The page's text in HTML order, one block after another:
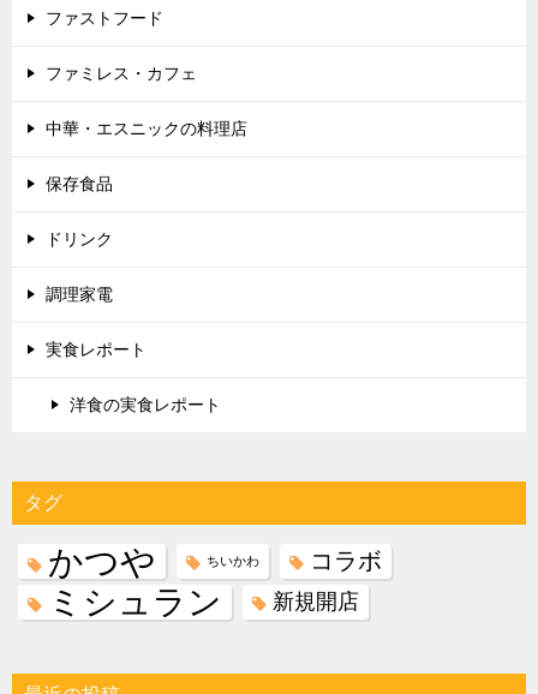
ファストフード
ファミレス・カフェ
中華・エスニックの料理店
保存食品
ドリンク
調理家電
実食レポート
洋食の実食レポート
タグ
かつや ちいかわ コラボ
ミシュラン 新規開店